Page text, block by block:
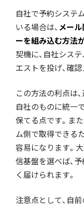
自社で予約システ
いる場合は、メー
ーを組み込む方法
契機に、自社シス
エストを投げ、確
この方法の利点は
自社のものに統一
保てる点です。ま
ム側で取得できるた
容易になります。
信基盤を選べば、
く届けられます。
注意点として、自